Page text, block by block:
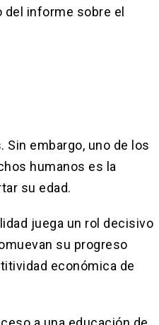
informe sobre el
embargo, uno de los
humanos es la
su edad.
juega un rol decisivo
su progreso
económica de